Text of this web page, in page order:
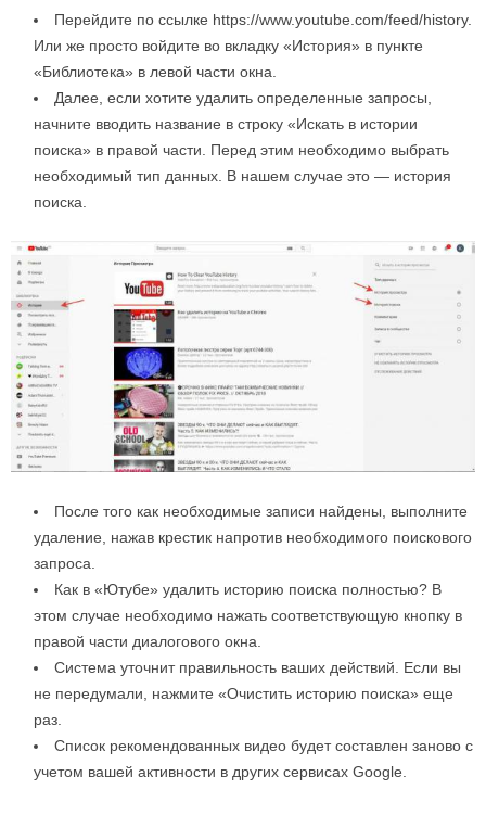
Перейдите по ссылке https://www.youtube.com/feed/history.
Или же просто войдите во вкладку «История» в пункте
«Библиотека» в левой части окна.
Далее, если хотите удалить определенные запросы,
начните вводить название в строку «Искать в истории
поиска» в правой части. Перед этим необходимо выбрать
необходимый тип данных. В нашем случае это — история
поиска.
После того как необходимые записи найдены, выполните
удаление, нажав крестик напротив необходимого поискового
запроса.
Как в «Ютубе» удалить историю поиска полностью? В
этом случае необходимо нажать соответствующую кнопку в
правой части диалогового окна.
Система уточнит правильность ваших действий. Если вы
не передумали, нажмите «Очистить историю поиска» еще
раз.
Список рекомендованных видео будет составлен заново с
учетом вашей активности в других сервисах Google.